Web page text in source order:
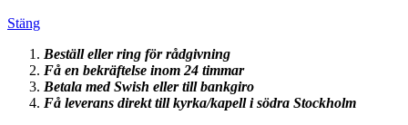
Stäng
Beställ eller ring för rådgivning
Få en bekräftelse inom 24 timmar
Betala med Swish eller till bankgiro
Få leverans direkt till kyrka/kapell i södra Stockholm